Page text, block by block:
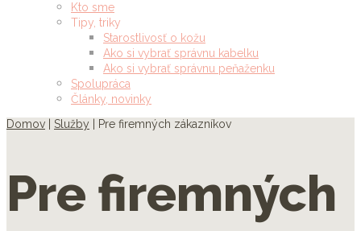
Kto sme
Tipy, triky
Starostlivosť o kožu
Ako si vybrať správnu kabelku
Ako si vybrať správnu peňaženku
Spolupráca
Články, novinky
Domov
Služby Pre firemných zákazníkov
Pre firemných